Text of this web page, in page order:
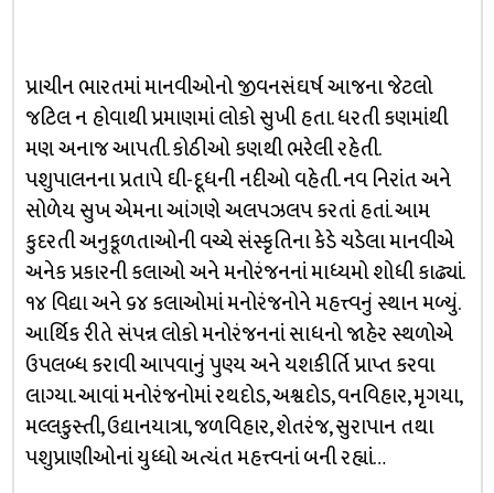
પ્રાચીન ભારતમાં માનવીઓનો જીવનસંઘર્ષ આજના જેટલો
જટિલ ન હોવાથી પ્રમાણમાં લોકો સુખી હતા. ધરતી કણમાંથી
મણ અનાજ આપતી. કોઠીઓ કણથી ભરેલી રહેતી.
પશુપાલનના પ્રતાપે ઘી-દૂધની નદીઓ વહેતી. નવ નિરાંત અને
સોળેય સુખ એમના આંગણે અલપઝલપ કરતાં હતાં. આમ
કુદરતી અનુકૂળતાઓની વચ્ચે સંસ્કૃતિના કેડે ચડેલા માનવીએ
અનેક પ્રકારની કલાઓ અને મનોરંજનનાં માધ્યમો શોધી કાઢ્યાં.
૧૪ વિદ્યા અને ૬૪ કલાઓમાં મનોરંજનોને મહત્ત્વનું સ્થાન મળ્યું.
આર્થિક રીતે સંપન્ન લોકો મનોરંજનનાં સાધનો જાહેર સ્થળોએ
ઉપલબ્ધ કરાવી આપવાનું પુણ્ય અને યશકીર્તિ પ્રાપ્ત કરવા
લાગ્યા. આવાં મનોરંજનોમાં રથદોડ, અશ્વદોડ, વનવિહાર, મૃગયા,
મલ્લકુસ્તી, ઉદ્યાનયાત્રા, જળવિહાર, શેતરંજ, સુરાપાન તથા
પશુપ્રાણીઓનાં યુધ્ધો અત્યંત મહત્ત્વનાં બની રહ્યાં…